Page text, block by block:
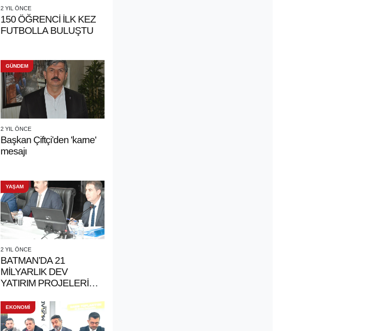
2 YIL ÖNCE
150 ÖĞRENCİ İLK KEZ
FUTBOLLA BULUŞTU
GÜNDEM
2 YIL ÖNCE
Başkan Çiftçi’den 'karne'
mesajı
YAŞAM
2 YIL ÖNCE
BATMAN’DA 21
MİLYARLIK DEV
YATIRIM PROJELERİ
EKONOMİ